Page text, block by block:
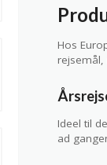
Hos
Ideel til
ad